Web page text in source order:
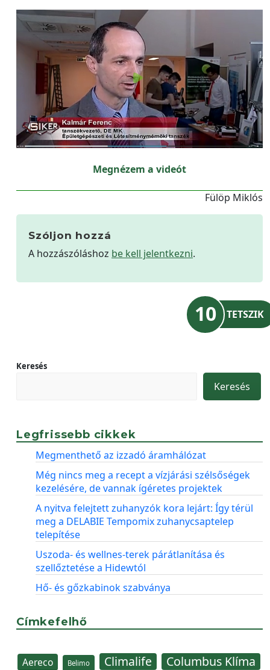
Megnézem a videót
Fülöp Miklós
Szóljon hozzá
A hozzászóláshoz be kell jelentkezni.
10 TETSZIK
Keresés
Keresés
Legfrissebb cikkek
Megmenthető az izzadó áramhálózat
Még nincs meg a recept a vízjárási szélsőségek
kezelésére, de vannak ígéretes projektek
A nyitva felejtett zuhanyzók kora lejárt: Így térül
meg a DELABIE Tempomix zuhanycsaptelep
telepítése
Uszoda- és wellnes-terek párátlanítása és
szellőztetése a Hidewtól
Hő- és gőzkabinok szabványa
Címkefelhő
Aereco Belimo Climalife Columbus Klíma